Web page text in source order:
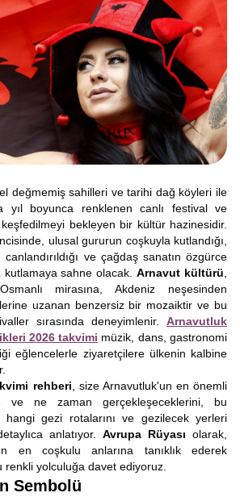
el değmemiş sahilleri ve tarihi dağ köyleri ile
yıl boyunca renklenen canlı festival ve
bekleyen bir kültür hazinesidir.
ulusal gururun coşkuyla kutlandığı,
canlandırıldığı ve çağdaş sanatın özgürce
kutlamaya sahne olacak.Arnavut kültürü
mirasına, Akdeniz neşesinden
uzanan benzersiz bir mozaiktir ve bu
sırasında deneyimlenir. Arnavutluk
2026 takvimi müzik, dans, gastronomi
eğlencelerle ziyaretçilere ülkenin kalbine
rehberi , size Arnavutluk'un en önemli
ve ne zaman gerçekleşeceklerini, bu
hangi gezi rotalarını ve gezilecek yerleri
anlatıyor. Avrupa Rüyası olarak,
en coşkulu anlarına tanıklık ederek
renkli yolculuğa davet ediyoruz.
Sembolü